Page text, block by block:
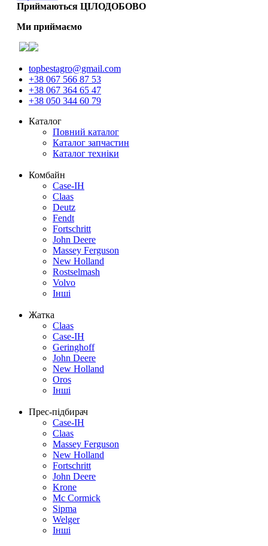
Приймаються ЦІЛОДОБОВО
Ми приймаємо
topbestagro@gmail.com
+38 067 566 87 53
+38 067 364 65 47
+38 050 344 60 79
Каталог
Повний каталог
Каталог запчастин
Каталог техніки
Комбайн
Case-IH
Claas
Deutz
Fendt
Fortschritt
John Deere
Massey Ferguson
New Holland
Rostselmash
Volvo
Інші
Жатка
Claas
Case-IH
Geringhoff
John Deere
New Holland
Oros
Інші
Прес-підбирач
Case-IH
Claas
Massey Ferguson
New Holland
Fortschritt
John Deere
Krone
Mc Cormick
Sipma
Welger
Інші